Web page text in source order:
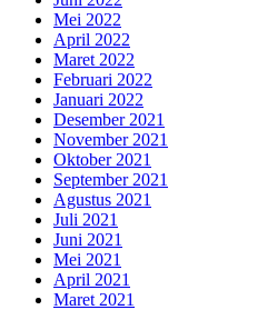
Mei 2022
April 2022
Maret 2022
Februari 2022
Januari 2022
Desember 2021
November 2021
Oktober 2021
September 2021
Agustus 2021
Juli 2021
Juni 2021
Mei 2021
April 2021
Maret 2021